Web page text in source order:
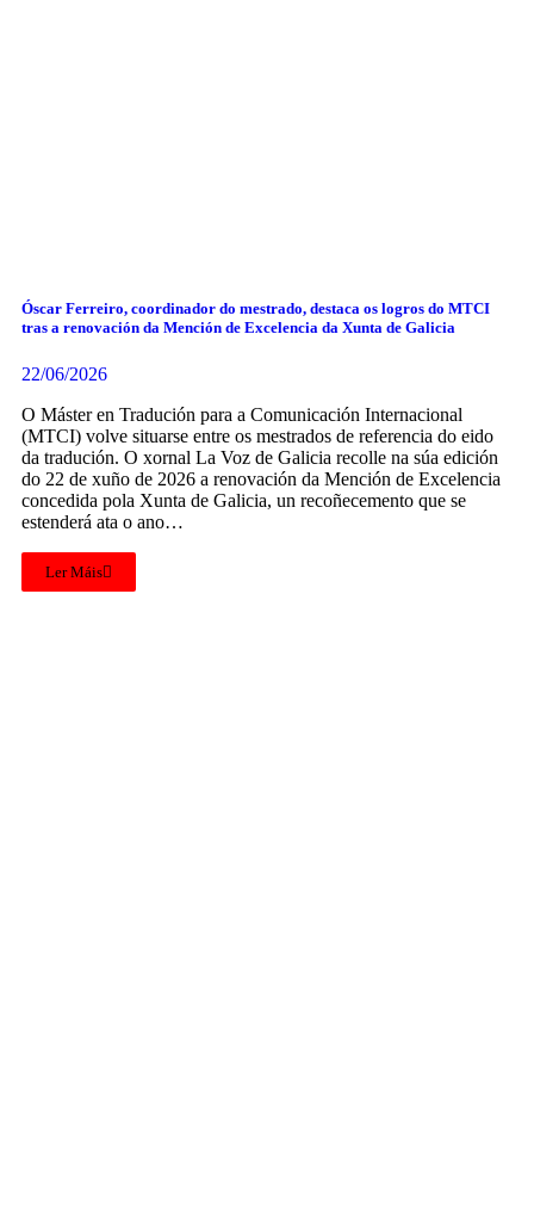
Óscar Ferreiro, coordinador do mestrado, destaca os logros do MTCI
tras a renovación da Mención de Excelencia da Xunta de Galicia
22/06/2026
O Máster en Tradución para a Comunicación Internacional
(MTCI) volve situarse entre os mestrados de referencia do eido
da tradución. O xornal La Voz de Galicia recolle na súa edición
do 22 de xuño de 2026 a renovación da Mención de Excelencia
concedida pola Xunta de Galicia, un recoñecemento que se
estenderá ata o ano…
Ler Máis